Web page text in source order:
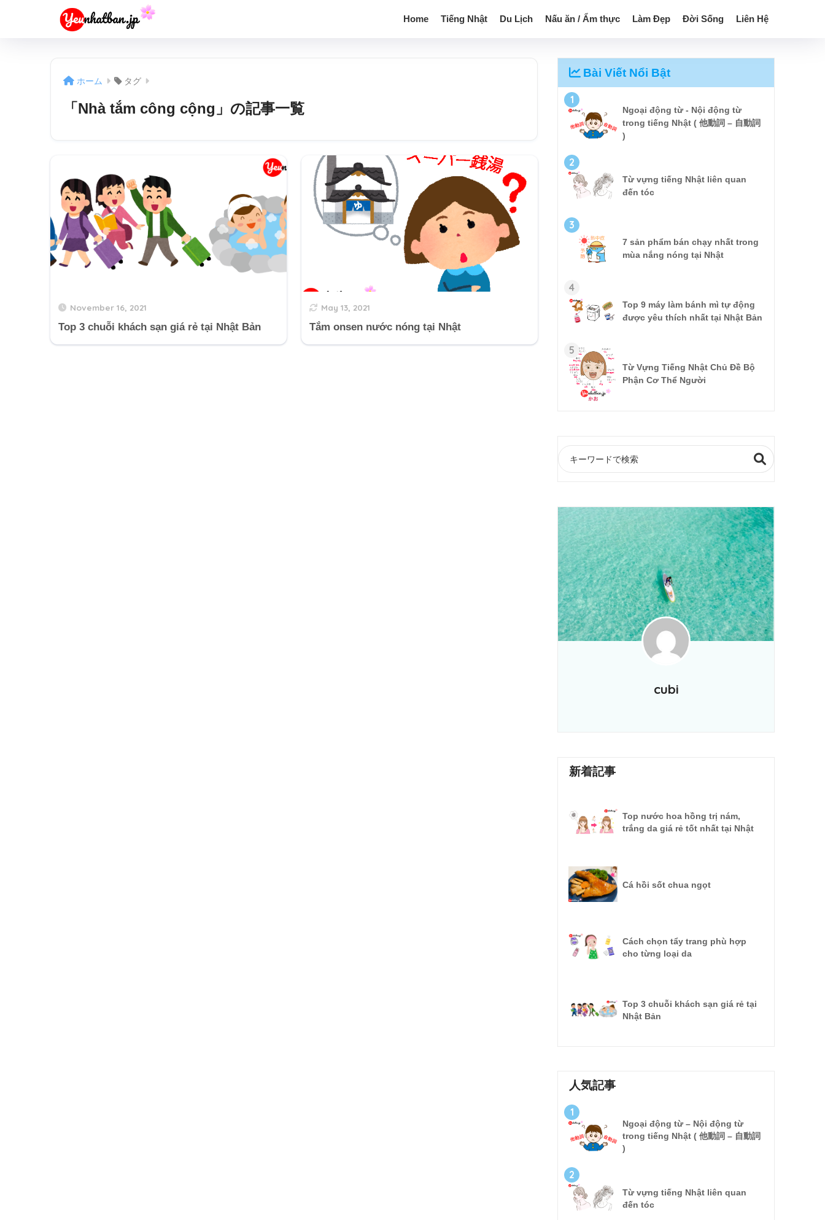
Home Tiếng Nhật Du Lịch Nấu ăn / Ẩm thực Làm Đẹp Đời Sống Liên Hệ
ホーム タグ
「Nhà tắm công cộng」の記事一覧
November 16, 2021
Top 3 chuỗi khách sạn giá rẻ tại Nhật Bản
May 13, 2021
Tắm onsen nước nóng tại Nhật
Bài Viết Nổi Bật
1
Ngoại động từ - Nội động từ
trong tiếng Nhật ( 他動詞 – 自動詞
)
2
Từ vựng tiếng Nhật liên quan
đến tóc
3
7 sản phẩm bán chạy nhất trong
mùa nắng nóng tại Nhật
4
Top 9 máy làm bánh mì tự động
được yêu thích nhất tại Nhật Bản
5
Từ Vựng Tiếng Nhật Chủ Đề Bộ
Phận Cơ Thể Người
cubi
新着記事
Top nước hoa hồng trị nám,
trắng da giá rẻ tốt nhất tại Nhật
Cá hồi sốt chua ngọt
Cách chọn tẩy trang phù hợp
cho từng loại da
Top 3 chuỗi khách sạn giá rẻ tại
Nhật Bản
人気記事
1
Ngoại động từ – Nội động từ
trong tiếng Nhật ( 他動詞 – 自動詞
)
2
Từ vựng tiếng Nhật liên quan
đến tóc